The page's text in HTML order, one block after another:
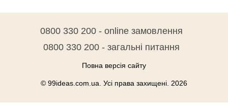
0800 330 200 - online замовлення
0800 330 200 - загальні питання
Повна версія сайту
© 99ideas.com.ua. Усі права захищені. 2026